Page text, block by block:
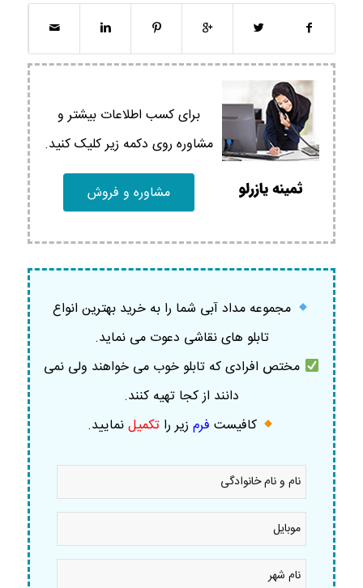
برای کسب اطلاعات بیشتر و
مشاوره روی دکمه زیر کلیک کنید.
مشاوره و فروش
مجموعه مداد آبی شما را به خرید بهترین انواع
تابلو های نقاشی دعوت می نماید.
مختص افرادی که تابلو خوب می خواهند ولی نمی
دانند از کجا تهیه کنند.
کافیست فرم زیر را تکمیلنمایید.
نام
نام
خانوادگی
موبایل
نام
شهر *